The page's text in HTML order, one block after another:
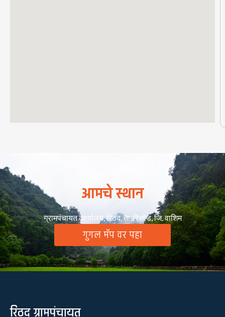
आमचे स्थान
ग्रामपंचायत कार्यालय, रिठद, ता. रिसोड, जि. वाशिम
गुगल मॅप वर पहा
रिठद ग्रामपंचायत